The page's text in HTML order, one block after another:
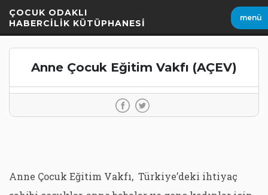
Geç
ÇOCUK ODAKLI
HABERCİLİK KÜTÜPHANESİ
menü
Anne Çocuk Eğitim Vakfı (AÇEV)
Anne Çocuk Eğitim Vakfı, Türkiye’deki ihtiyaç